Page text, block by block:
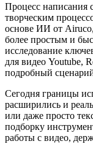
Процесс написания
творческим
основе ИИ от
более простым и
исследование
для видео Youtube,
подробный
Сегодня границы
расширились и
или даже просто
подборку
работы с видео,